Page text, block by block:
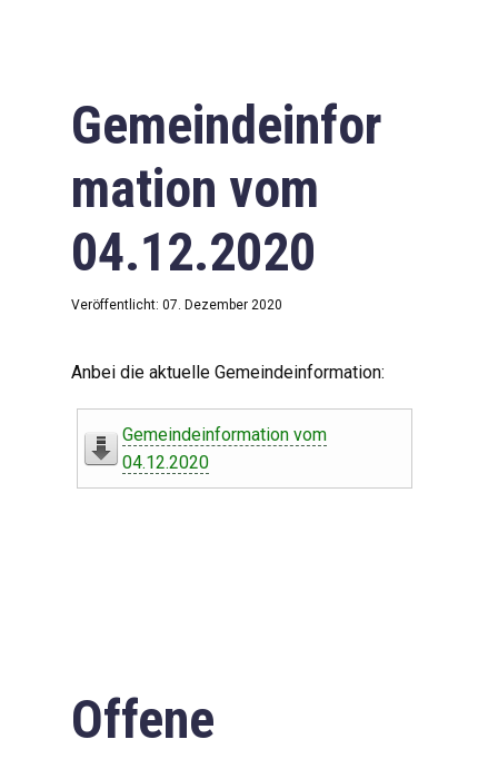
Gemeindeinfor
mation vom
04.12.2020
Veröffentlicht: 07. Dezember 2020
Anbei die aktuelle Gemeindeinformation:
Gemeindeinformation vom
04.12.2020
Offene